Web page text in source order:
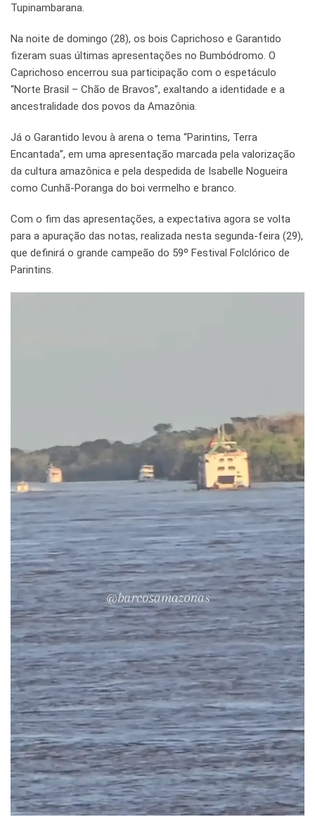
Tupinambarana.
Na noite de domingo (28), os bois Caprichoso e Garantido
fizeram suas últimas apresentações no Bumbódromo. O
Caprichoso encerrou sua participação com o espetáculo
“Norte Brasil – Chão de Bravos”, exaltando a identidade e a
ancestralidade dos povos da Amazônia.
Já o Garantido levou à arena o tema “Parintins, Terra
Encantada”, em uma apresentação marcada pela valorização
da cultura amazônica e pela despedida de Isabelle Nogueira
como Cunhã-Poranga do boi vermelho e branco.
Com o fim das apresentações, a expectativa agora se volta
para a apuração das notas, realizada nesta segunda-feira (29),
que definirá o grande campeão do 59º Festival Folclórico de
Parintins.